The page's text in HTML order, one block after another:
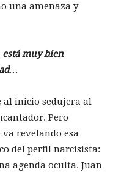
una amenaza y
muy bien
al inicio sedujera al
Pero
revelando esa
del perfil narcisista:
agenda oculta. Juan